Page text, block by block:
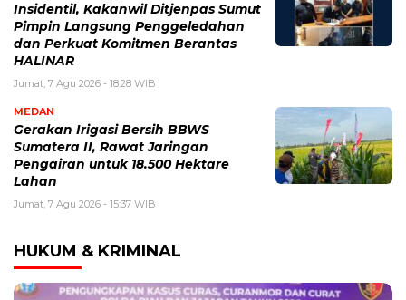
Insidentil, Kakanwil Ditjenpas Sumut
Pimpin Langsung Penggeledahan
dan Perkuat Komitmen Berantas
HALINAR
Jumat, 7 Agu 2026 - 18:28 WIB
MEDAN
Gerakan Irigasi Bersih BBWS
Sumatera II, Rawat Jaringan
Pengairan untuk 18.500 Hektare
Lahan
Jumat, 7 Agu 2026 - 15:37 WIB
HUKUM & KRIMINAL